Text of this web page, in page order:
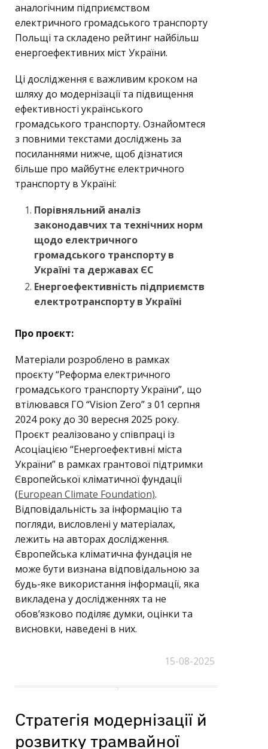
аналогічним підприємством
електричного громадського транспорту
Польщі та складено рейтинг найбільш
енергоефективних міст України.
Ці дослідження є важливим кроком на
шляху до модернізації та підвищення
ефективності українського
громадського транспорту. Ознайомтеся
з повними текстами досліджень за
посиланнями нижче, щоб дізнатися
більше про майбутнє електричного
транспорту в Україні:
Порівняльний аналіз
законодавчих та технічних норм
щодо електричного
громадського транспорту в
Україні та державах ЄС
Енергоефективність підприємств
електротранспорту в Україні
Про проєкт:
Матеріали розроблено в рамках
проєкту “Реформа електричного
громадського транспорту України”, що
втілювався ГО “Vision Zero” з 01 серпня
2024 року до 30 вересня 2025 року.
Проєкт реалізовано у співпраці із
Асоціацією “Енергоефективні міста
України” в рамках грантової підтримки
Європейської кліматичної фундації
(European Climate Foundation).
Відповідальність за інформацію та
погляди, висловлені у матеріалах,
лежить на авторах дослідження.
Європейська кліматична фундація не
може бути визнана відповідальною за
будь-яке використання інформації, яка
викладена у дослідженнях та не
обов’язково поділяє думки, оцінки та
висновки, наведені в них.
15-08-2025
Стратегія модернізації й
розвитку трамвайної